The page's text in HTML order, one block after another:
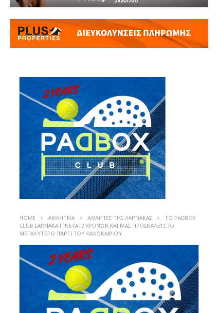
HOME ΑΘΛΗΤΙΚΑ ΑΘΛΗΤΕΣ ΤΗΣ ΛΑΡΝΑΚΑΣ
ΤΟ PADBOX
CLUB LARNAKA ΓΊΝΕΤΑΙ 2 ΧΡΟΝΏΝ ΚΑΙ ΜΑΣ ΠΡΟΣΚΑΛΕΊ ΣΤΟ
ΜΕΓΑΛΎΤΕΡΟ ΠΆΡΤΙ ΤΟΥ ΚΑΛΟΚΑΙΡΙΟΎ